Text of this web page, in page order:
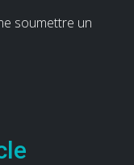
soumettre un